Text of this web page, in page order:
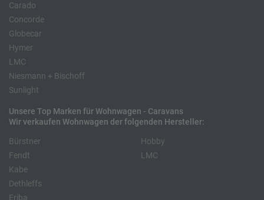
Carado
Concorde
Globecar
Hymer
LMC
Niesmann + Bischoff
Sunlight
Unsere Top Marken für Wohnwagen - Caravans
Wir verkaufen Wohnwagen der folgenden Hersteller:
Bürstner
Fendt
Kabe
Hobby
LMC
Dethleffs
Eriba